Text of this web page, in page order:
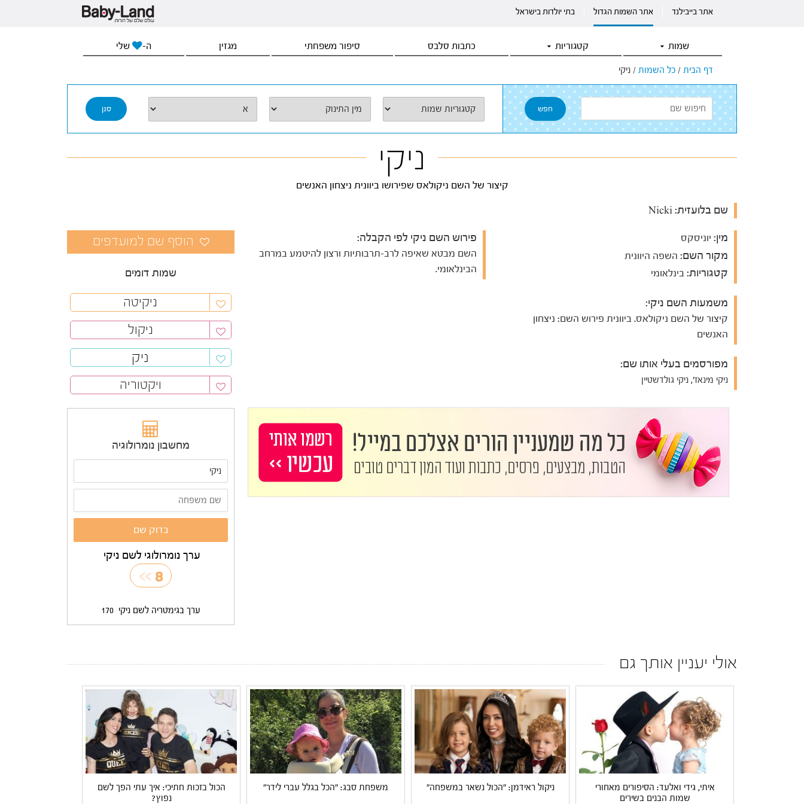
אתר בייבילנד אתר השמות הגדול בתי יולדות בישראל
שמות קטגוריות כתבות סלבס סיפור משפחתי מגזין ה- שלי
דף הבית / כל השמות / ניקי
ניקי
קיצור של השם ניקולאס שפירושו ביוונית ניצחון האנשים
שם בלועזית:
מין: יוניסקס
מקור השם: השפה היוונית
קטגוריות: בינלאומי
משמעות השם ניקי:
קיצור של השם ניקולאס. ביוונית פירוש השם: ניצחון
האנשים
מפורסמים בעלי אותו שם:
ניקי מינאז', ניקי גולדשטיין
פירוש השם ניקי לפי הקבלה:
השם מבטא שאיפה לרב-תרבותיות ורצון להיטמע במרחב
הבינלאומי.
שמות דומים
ניקיטה
ניקול
ניק
ויקטוריה
מחשבון נומרולוגיה
ערך נומרולוגי לשם ניקי
8
>>
ערך בגימטריה לשם ניקי 170
אולי יעניין אותך גם
איתי, גידי ואלעד: הסיפורים מאחורי
שמות הבנים בשירים
ניקול ראידמן: "הכול נשאר במשפחה" משפחת סבג: "הכל בגלל עברי לידר"
הכול בזכות חתיכי: איך עתי הפך לשם
נפוץ?